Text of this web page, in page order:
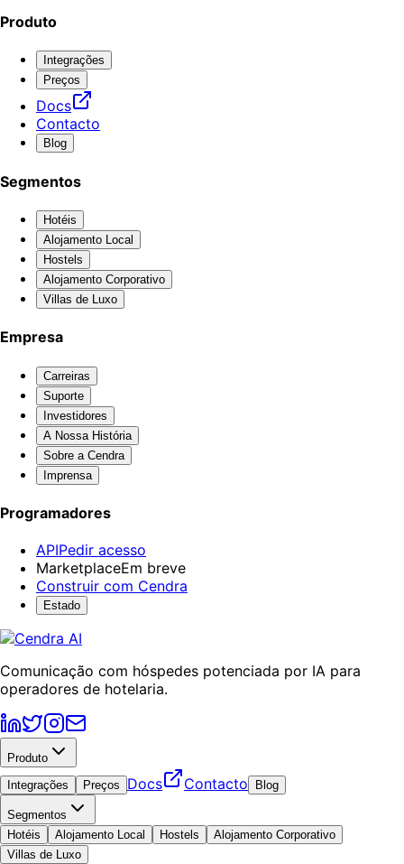
Produto
Integrações
Preços
Docs
Contacto
Blog
Segmentos
Hotéis
Alojamento Local
Hostels
Alojamento Corporativo
Villas de Luxo
Empresa
Carreiras
Suporte
Investidores
A Nossa História
Sobre a Cendra
Imprensa
Programadores
APIPedir acesso
MarketplaceEm breve
Construir com Cendra
Estado
Comunicação com hóspedes potenciada por IA para
operadores de hotelaria.
Produto
Integrações
Preços Docs Contacto Blog
Segmentos
Hotéis
Alojamento Local Hostels
Alojamento Corporativo
Villas de Luxo